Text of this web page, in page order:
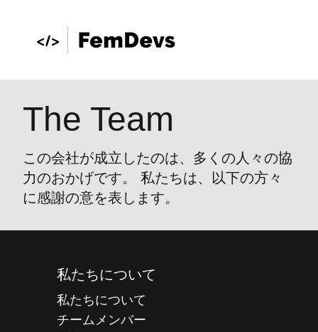
The Team
この会社が成立したのは、多くの人々の協
力のおかげです。 私たちは、以下の方々
に感謝の意を表します。
私たちについて
私たちについて
チームメンバー